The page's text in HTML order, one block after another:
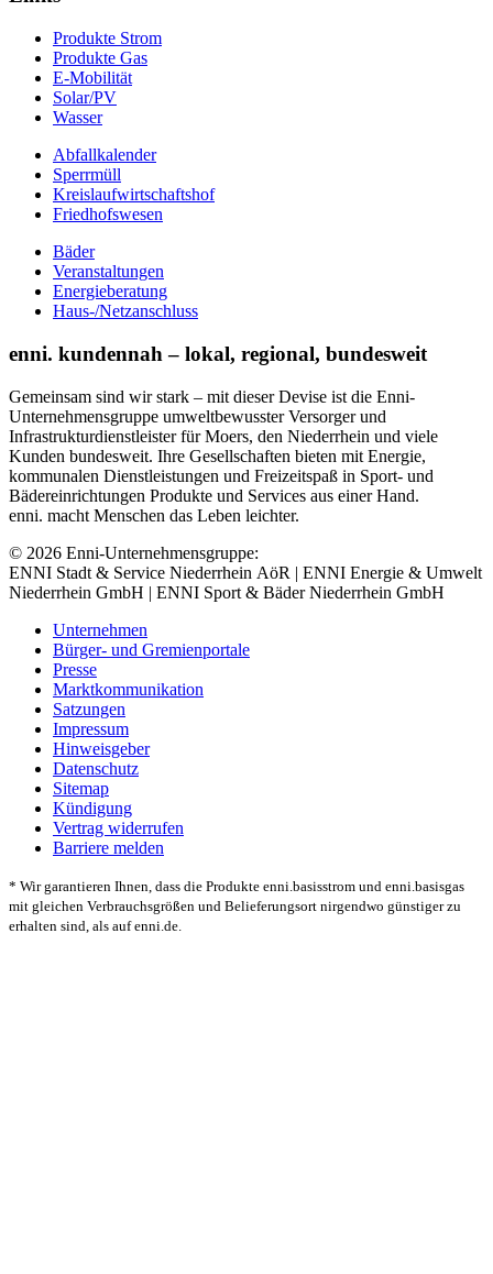
Produkte Strom
Produkte Gas
E-Mobilität
Solar/PV
Wasser
Abfallkalender
Sperrmüll
Kreislaufwirtschaftshof
Friedhofswesen
Bäder
Veranstaltungen
Energieberatung
Haus-/Netzanschluss
enni. kundennah – lokal, regional, bundesweit
Gemeinsam sind wir stark – mit dieser Devise ist die Enni-
Unternehmensgruppe umweltbewusster Versorger und
Infrastrukturdienstleister für Moers, den Niederrhein und viele
Kunden bundesweit. Ihre Gesellschaften bieten mit Energie,
kommunalen Dienstleistungen und Freizeitspaß in Sport- und
Bädereinrichtungen Produkte und Services aus einer Hand.
enni. macht Menschen das Leben leichter.
© 2026 Enni-Unternehmensgruppe:
ENNI Stadt & Service Niederrhein AöR | ENNI Energie & Umwelt
Niederrhein GmbH | ENNI Sport & Bäder Niederrhein GmbH
Unternehmen
Bürger- und Gremienportale
Presse
Marktkommunikation
Satzungen
Impressum
Hinweisgeber
Datenschutz
Sitemap
Kündigung
Vertrag widerrufen
Barriere melden
* Wir garantieren Ihnen, dass die Produkte enni.basisstrom und enni.basisgas
mit gleichen Verbrauchsgrößen und Belieferungsort nirgendwo günstiger zu
erhalten sind, als auf enni.de.